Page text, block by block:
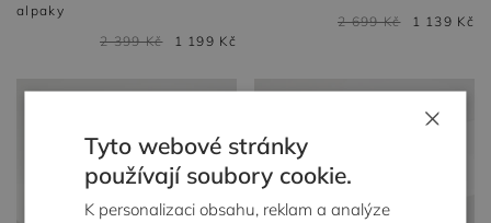
alpaky
2 399 Kč
1 199 Kč
2 699 Kč
1 139 Kč
×
Tyto webové stránky
používají soubory cookie.
K personalizaci obsahu, reklam a analýze